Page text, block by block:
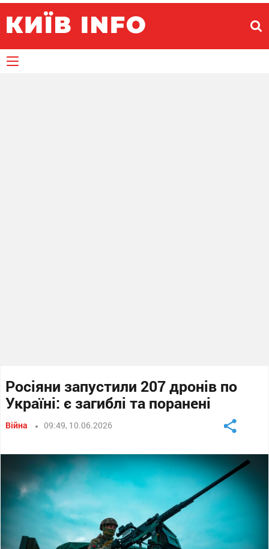
Росіяни запустили 207 дронів по
Україні: є загиблі та поранені
Війна 09:49, 10.06.2026